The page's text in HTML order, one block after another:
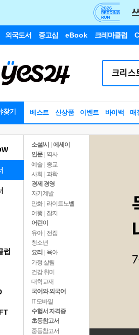
외국도서 중고샵 eBook 크레마클럽
찾기 베스트 신상품 이벤트 바이백 매
소설/시
에세이
인문
역사
예술 | 종교
사회 | 과학
경제 경영
자기계발
만화 | 라이트노벨
여행
잡지
어린이
유아 | 전집
청소년
요리
육아
가정 살림
건강 취미
대학교재
국어와 외국어
IT 모바일
수험서 자격증
초등참고서
중등참고서
럽